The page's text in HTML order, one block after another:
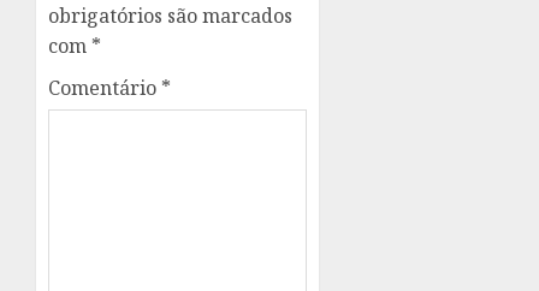
obrigatórios são marcados
com *
Comentário *